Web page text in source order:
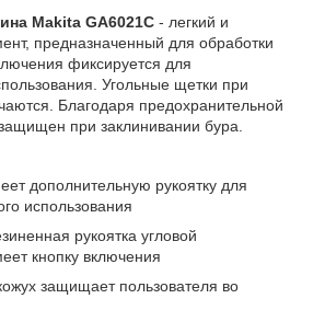
Makita GA6021C - легкий и
предназначенный для обработки
фиксируется для
Угольные щетки при
Благодаря предохранительной
при заклинивании бура.
дополнительную рукоятку для
использования
рукоятка угловой
кнопку включения
защищает пользователя во